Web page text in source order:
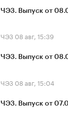
ЧЭЗ. Выпуск от
ЧЭЗ 08 авг, 15:39
ЧЭЗ. Выпуск от
ЧЭЗ 08 авг, 15:04
ЧЭЗ. Выпуск от